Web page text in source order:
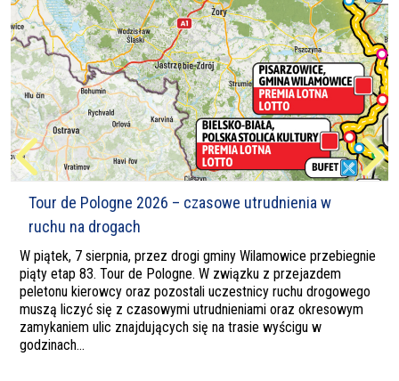
Tour de Pologne 2026 – czasowe utrudnienia w
ruchu na drogach
W piątek, 7 sierpnia, przez drogi gminy Wilamowice przebiegnie
piąty etap 83. Tour de Pologne. W związku z przejazdem
peletonu kierowcy oraz pozostali uczestnicy ruchu drogowego
muszą liczyć się z czasowymi utrudnieniami oraz okresowym
zamykaniem ulic znajdujących się na trasie wyścigu w
godzinach...